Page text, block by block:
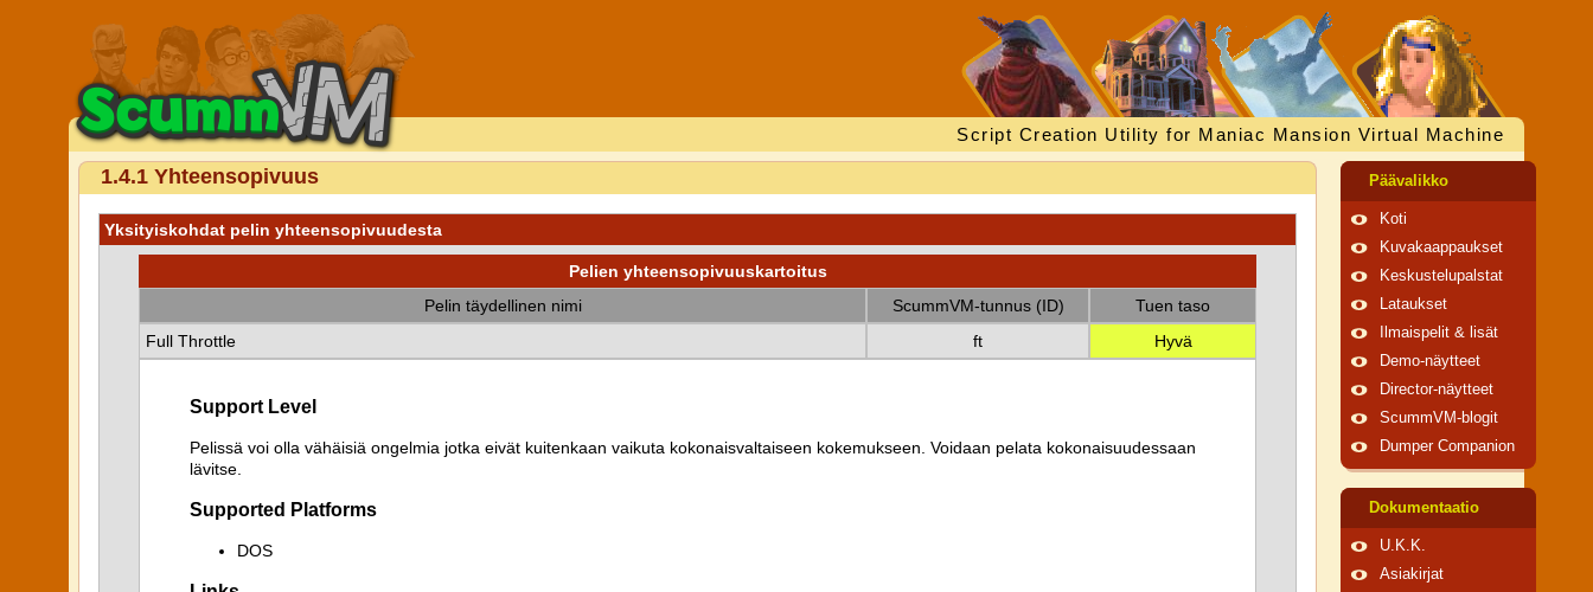
Script Creation Utility for Maniac Mansion Virtual Machine
1.4.1 Yhteensopivuus
Yksityiskohdat pelin yhteensopivuudesta
Pelien yhteensopivuuskartoitus
Pelin täydellinen nimi
ScummVM-tunnus (ID)
Tuen taso
Full Throttle
ft Hyvä
Support Level
Pelissä voi olla vähäisiä ongelmia jotka eivät kuitenkaan vaikuta kokonaisvaltaiseen kokemukseen. Voidaan pelata kokonaisuudessaan
lävitse.
Supported Platforms
DOS
Päävalikko
Koti
Kuvakaappaukset
Keskustelupalstat
Lataukset
Ilmaispelit & lisät
Demo-näytteet
Director-näytteet
ScummVM-blogit
Dumper Companion
Dokumentaatio
U.K.K.
Asiakirjat